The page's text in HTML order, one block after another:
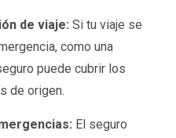
de viaje: Si tu viaje se
como una
puede cubrir los
de origen.
El seguro